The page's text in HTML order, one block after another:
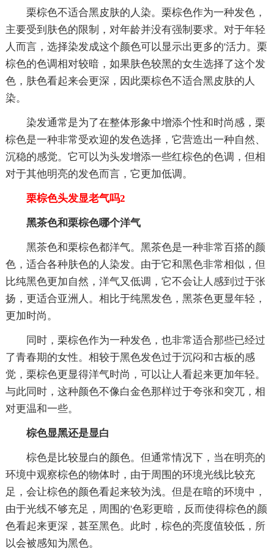
栗棕色不适合黑皮肤的人染。栗棕色作为一种发色，
主要受到肤色的限制，对年龄并没有强制要求。对于年轻
人而言，选择染发成这个颜色可以显示出更多的'活力。栗
棕色的色调相对较暗，如果肤色较黑的女生选择了这个发
色，肤色看起来会更深，因此栗棕色不适合黑皮肤的人
染。
染发通常是为了在整体形象中增添个性和时尚感，栗
棕色是一种非常受欢迎的发色选择，它营造出一种自然、
沉稳的感觉。它可以为头发增添一些红棕色的色调，但相
对于其他明亮的发色而言，它更加低调。
栗棕色头发显老气吗2
黑茶色和栗棕色哪个洋气
黑茶色和栗棕色都洋气。黑茶色是一种非常百搭的颜
色，适合各种肤色的人染发。由于它和黑色非常相似，但
比纯黑色更加自然，洋气又低调，它不会让人感到过于张
扬，更适合亚洲人。相比于纯黑发色，黑茶色更显年轻，
更加时尚。
同时，栗棕色作为一种发色，也非常适合那些已经过
了青春期的女性。相较于黑色发色过于沉闷和古板的感
觉，栗棕色更显得洋气时尚，可以让人看起来更加年轻。
与此同时，这种颜色不像白金色那样过于夸张和突兀，相
对更温和一些。
棕色显黑还是显白
棕色是比较显白的颜色。但通常情况下，当在明亮的
环境中观察棕色的物体时，由于周围的环境光线比较充
足，会让棕色的颜色看起来较为浅。但是在暗的环境中，
由于光线不够充足，周围的'色彩更暗，反而使得棕色的颜
色看起来更深，甚至黑色。此时，棕色的亮度值较低，所
以会被感知为黑色。